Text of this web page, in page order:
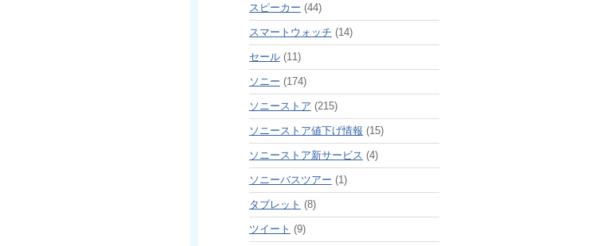
スピーカー (44)
スマートウォッチ (14)
セール(11)
ソニー (174)
ソニーストア (215)
ソニーストア値下げ情報 (15)
ソニーストア新サービス (4)
ソニーバスツアー (1)
タブレット (8)
ツイート (9)